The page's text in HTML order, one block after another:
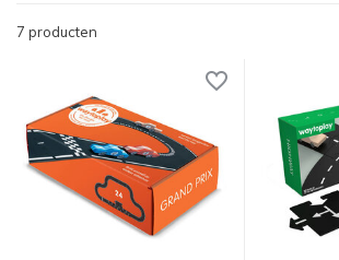
7 producten